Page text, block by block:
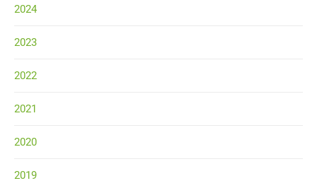
2024
2023
2022
2021
2020
2019